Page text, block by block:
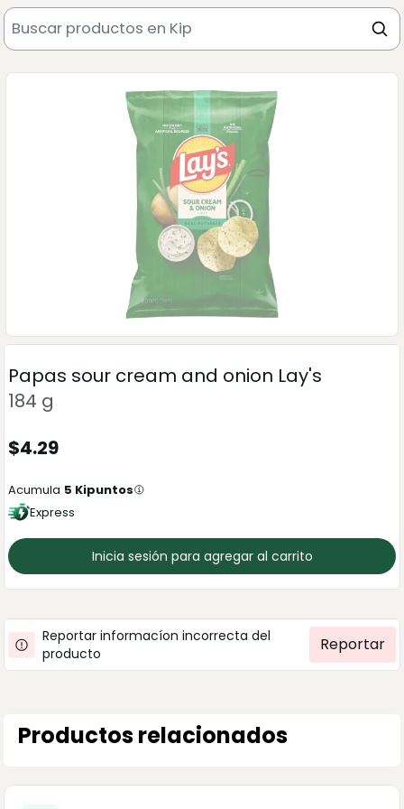
Papas sour cream and onion Lay's
184 g
$4.29
Acumula 5 Kipuntos
Express
Inicia sesión para agregar al carrito
Reportar informacíon incorrecta del
producto
Reportar
Productos relacionados